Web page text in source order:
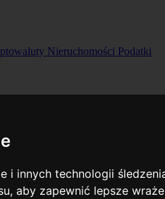
i innych technologii
,aby zapewnić lepsze
Nieruchomości Podatki